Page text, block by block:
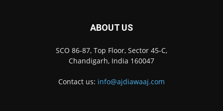
ABOUT US
SCO 86-87, Top Floor, Sector 45-C,
Chandigarh, India 160047
Contact us: info@ajdiawaaj.com